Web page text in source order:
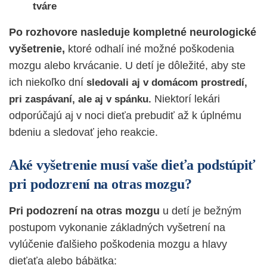
tváre
Po rozhovore nasleduje kompletné neurologické
vyšetrenie, ktoré odhalí iné možné poškodenia
mozgu alebo krvácanie. U detí je dôležité, aby ste
ich niekoľko dní sledovali aj v domácom prostredí,
pri zaspávaní, ale aj v spánku. Niektorí lekári
odporúčajú aj v noci dieťa prebudiť až k úplnému
bdeniu a sledovať jeho reakcie.
Aké vyšetrenie musí vaše dieťa podstúpiť
pri podozrení na otras mozgu?
Pri podozrení na otras mozgu u detí je bežným
postupom vykonanie základných vyšetrení na
vylúčenie ďalšieho poškodenia mozgu a hlavy
dieťaťa alebo bábätka: